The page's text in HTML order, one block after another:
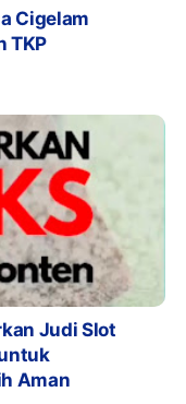
Cigelam
TKP
Judi Slot
Aman